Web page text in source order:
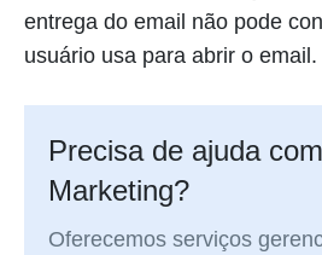
entrega do email não pode
usuário usa para abrir o email.
Precisa de ajuda
Marketing?
Oferecemos serviços